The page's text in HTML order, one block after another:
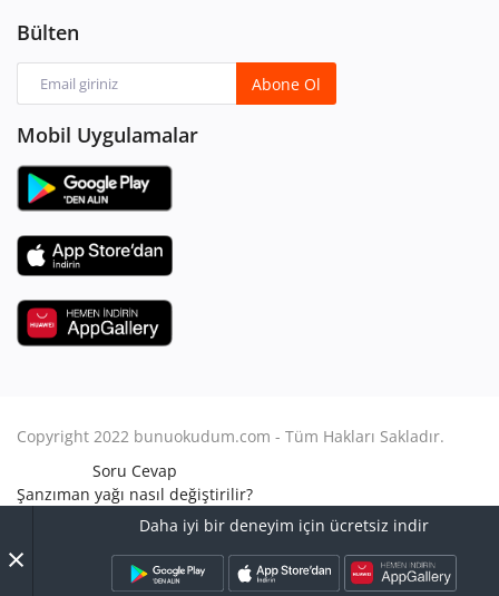
Daha iyi bir deneyim için ücretsiz indir
×
Bülten
Abone Ol
Mobil Uygulamalar
Copyright 2022 bunuokudum.com - Tüm Hakları Sakladır.
Soru Cevap
Şanzıman yağı nasıl değiştirilir?
Aile Hukuku
Avukat Nasıl Olunur?
Turbo arızası nasıl anlaşılır?